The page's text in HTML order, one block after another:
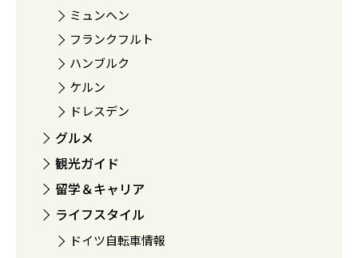
ミュンヘン
フランクフルト
ハンブルク
ケルン
ドレスデン
グルメ
観光ガイド
留学＆キャリア
ライフスタイル
ドイツ自転車情報